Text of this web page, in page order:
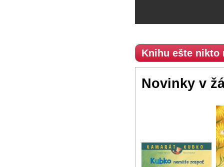
Knihu ešte nikto
Novinky v